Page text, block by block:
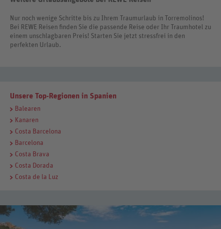
Nur noch wenige Schritte bis zu Ihrem Traumurlaub in Torremolinos!
Bei REWE Reisen finden Sie die passende Reise oder Ihr Traumhotel zu
einem unschlagbaren Preis! Starten Sie jetzt stressfrei in den
perfekten Urlaub.
Unsere Top-Regionen in Spanien
Balearen
Kanaren
Costa Barcelona
Barcelona
Costa Brava
Costa Dorada
Costa de la Luz